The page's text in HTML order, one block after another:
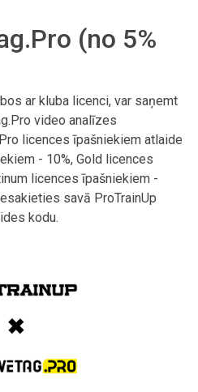
(no 5%
ar kluba licenci, var saņemt
video analīzes
licences īpašniekiem atlaide
- 10%, Gold licences
licences īpašniekiem -
savā ProTrainUp
kodu.